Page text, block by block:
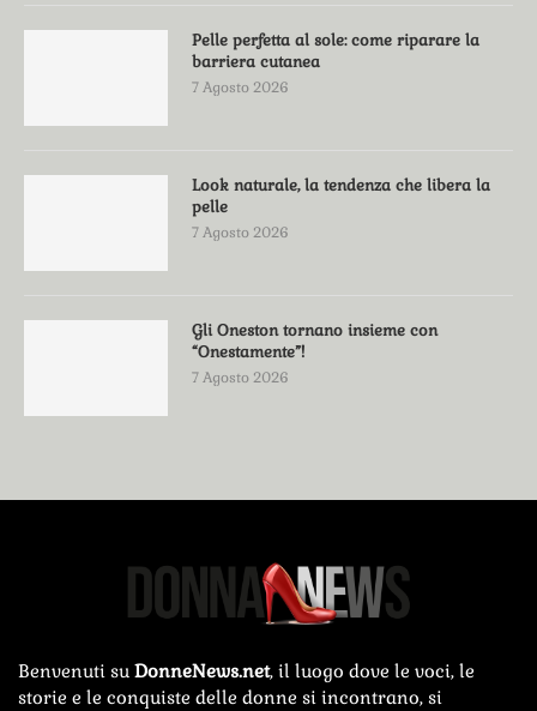
Pelle perfetta al sole: come riparare la
barriera cutanea
7 Agosto 2026
Look naturale, la tendenza che libera la
pelle
7 Agosto 2026
Gli Oneston tornano insieme con
“Onestamente”!
7 Agosto 2026
Benvenuti su DonneNews.net, il luogo dove le voci, le
storie e le conquiste delle donne si incontrano, si